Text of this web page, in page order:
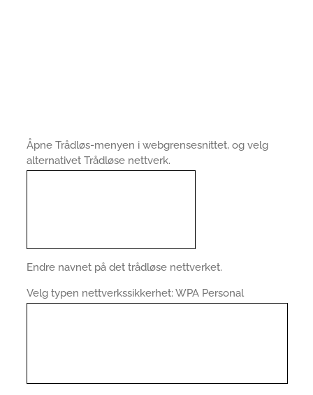
Åpne Trådløs-menyen i webgrensesnittet, og velg
alternativet Trådløse nettverk.
Endre navnet på det trådløse nettverket.
Velg typen nettverkssikkerhet: WPA Personal